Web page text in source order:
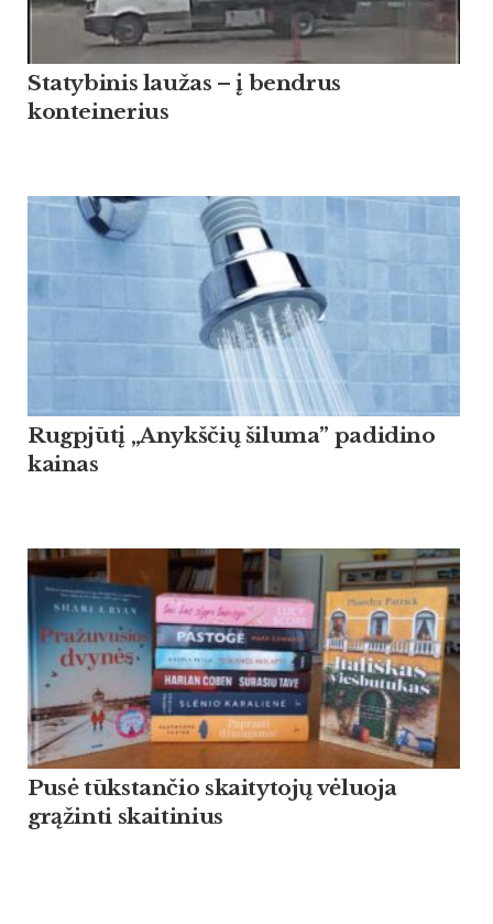
Statybinis laužas – į bendrus
konteinerius
Rugpjūtį „Anykščių šiluma” padidino
kainas
Pusė tūkstančio skaitytojų vėluoja
grąžinti skaitinius